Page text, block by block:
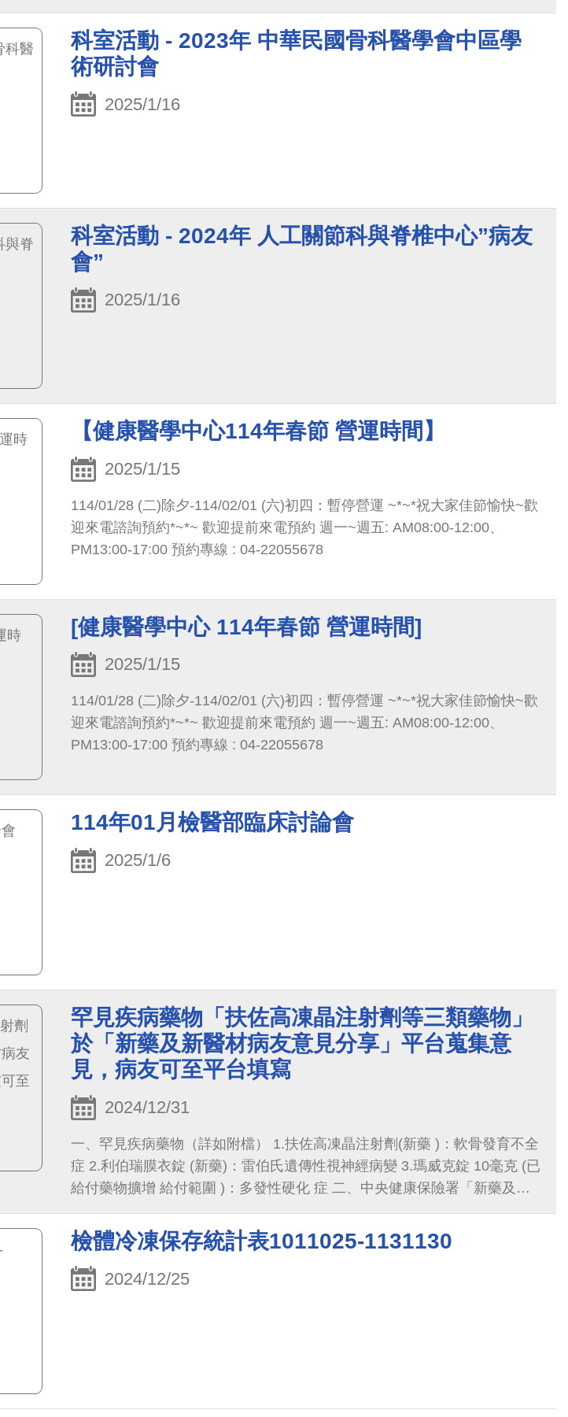
科室活動 - 2023年 中華民國骨科醫學會中區學
術研討會
2025/1/16
科室活動 - 2024年 人工關節科與脊椎中心”病友
會”
2025/1/16
【健康醫學中心114年春節 營運時間】
2025/1/15
114/01/28 (二)除夕-114/02/01 (六)初四：暫停營運 ~*~*祝大家佳節愉快~歡
迎來電諮詢預約*~*~ 歡迎提前來電預約 週一~週五: AM08:00-12:00、
PM13:00-17:00 預約專線 : 04-22055678
[健康醫學中心 114年春節 營運時間]
2025/1/15
114/01/28 (二)除夕-114/02/01 (六)初四：暫停營運 ~*~*祝大家佳節愉快~歡
迎來電諮詢預約*~*~ 歡迎提前來電預約 週一~週五: AM08:00-12:00、
PM13:00-17:00 預約專線 : 04-22055678
114年01月檢醫部臨床討論會
2025/1/6
罕見疾病藥物「扶佐高凍晶注射劑等三類藥物」
於「新藥及新醫材病友意見分享」平台蒐集意
見，病友可至平台填寫
2024/12/31
一、罕見疾病藥物（詳如附檔） 1.扶佐高凍晶注射劑(新藥 )：軟骨發育不全
症 2.利伯瑞膜衣錠 (新藥)：雷伯氏遺傳性視神經病變 3.瑪威克錠 10毫克 (已
給付藥物擴增 給付範圍 )：多發性硬化 症 二、中央健康保險署「新藥及新
與特材-健保藥品-病友意見分享 三、若有平台操作及相關問題，請洽健保署
諮詢服務專線02-27065866轉1557。
檢體冷凍保存統計表1011025-1131130
2024/12/25